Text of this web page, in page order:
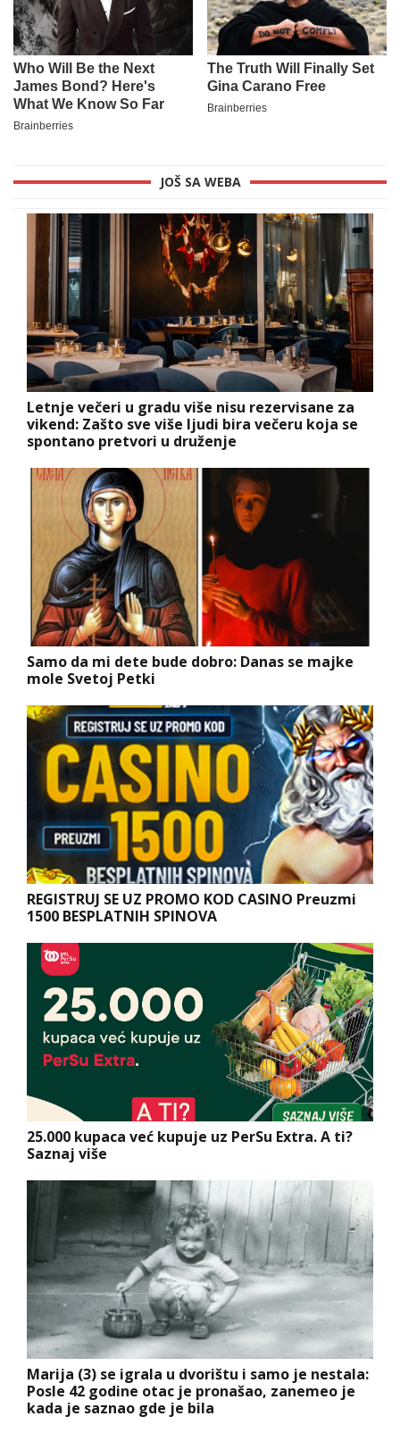
JOŠ SA WEBA
Letnje večeri u gradu više nisu rezervisane za
vikend: Zašto sve više ljudi bira večeru koja se
spontano pretvori u druženje
Samo da mi dete bude dobro: Danas se majke
mole Svetoj Petki
REGISTRUJ SE UZ PROMO KOD CASINO Preuzmi
1500 BESPLATNIH SPINOVA
25.000 kupaca već kupuje uz PerSu Extra. A ti?
Saznaj više
Marija (3) se igrala u dvorištu i samo je nestala:
Posle 42 godine otac je pronašao, zanemeo je
kada je saznao gde je bila